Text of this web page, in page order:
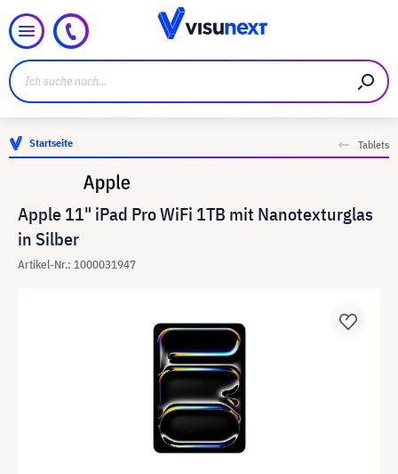
Startseite Tablets
Apple 11" iPad Pro WiFi 1TB mit Nanotexturglas
in Silber
Artikel-Nr.: 1000031947